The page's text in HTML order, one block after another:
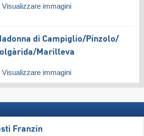
Visualizzare immagini
di Campiglio/​Pinzolo/​
​Marilleva
Visualizzare immagini
Franzin